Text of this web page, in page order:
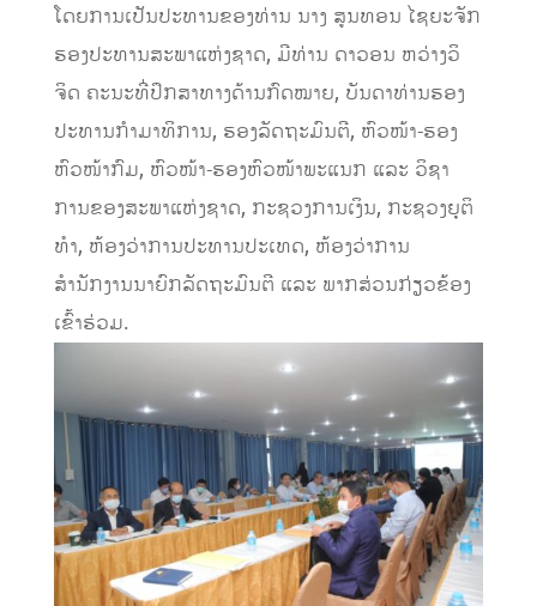
ໂດຍການ​ເປັນ​ປະ​ທານ​ຂອງ​ທ່ານ ນາງ ສູນ​ທອນ ​​ໄຊ​ຍະ​ຈັກ
ຮອງ​ປະທານ​ສະພາ​ແຫ່ງ​ຊາດ, ມີທ່ານ ດາວອນ ຫວ່າງ​ວິ
ຈິດ ຄະນະ​ທີ່​ປຶກສາ​ທາງ​ດ້ານ​ກົດໝາຍ, ບັນດາ​ທ່ານຮອງ​
ປະທານ​ກຳມາ​ທິການ, ຮອງ​ລັດຖະມົນຕີ, ຫົວໜ້າ-ຮອງ​
ຫົວໜ້າ​ກົມ, ຫົວໜ້າ-ຮອງ​ຫົວໜ້າພະ​ແນ​ກ ​ແລະ ວິຊາ​
ການ​ຂອງສະພາ​​ແຫ່ງ​ຊາດ, ກະຊວງ​ການ​ເງິນ, ກະຊວງ​ຍຸຕິ​
ທຳ, ຫ້ອງ​ວ່າການ​ປະທານ​ປະ​ເທດ, ຫ້ອງ​ວ່າການ​
ສຳນັກງານ​ນາຍົກລັດຖະມົນຕີ ​ແລະ ​ພາກສ່ວນ​ກ່ຽວຂ້ອງ​
ເຂົ້າ​ຮ່ວມ.